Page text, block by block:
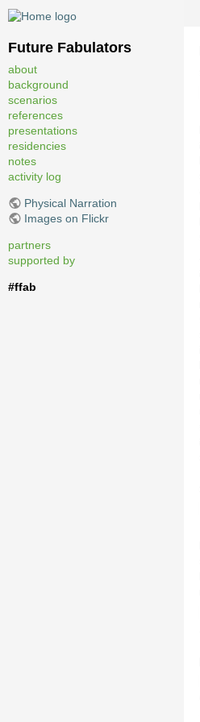
Future Fabulators
about
background
scenarios
references
presentations
residencies
notes
activity log
Physical Narration
Images on Flickr
partners
supported by
#ffab